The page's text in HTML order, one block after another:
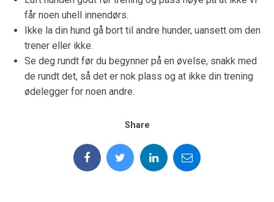
får noen uhell innendørs.
Ikke la din hund gå bort til andre hunder, uansett om den
trener eller ikke.
Se deg rundt før du begynner på en øvelse, snakk med
de rundt det, så det er nok plass og at ikke din trening
ødelegger for noen andre.
Share